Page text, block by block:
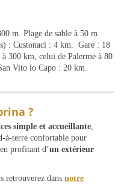
m. Plage de sable à 50 m.
: Custonaci : 4 km. Gare : 18
300 km, celui de Palerme à 80
Vito lo Capo : 20 km.
?
simple et accueillante
à-terre confortable pour
profitant d’un extérieur
retrouverez dans notre